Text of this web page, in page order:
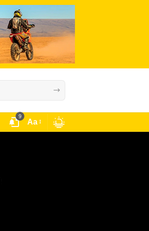
9
Aa